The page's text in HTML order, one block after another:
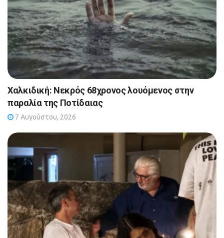
Χαλκιδική: Νεκρός 68χρονος λουόμενος στην
παραλία της Ποτίδαιας
7 Αυγούστου, 2026